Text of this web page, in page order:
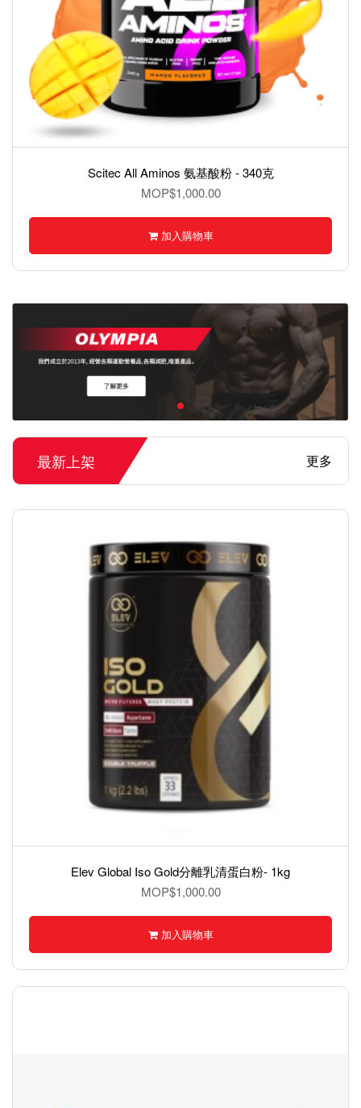
BMXX Ashwagandha – KSM-66®,南非醉茄 60 Capsules
MOP$1,000.00
加入購物車
最新上架 更多
Elev Global Iso Gold分離乳清蛋白粉- 1kg
MOP$1,000.00
加入購物車